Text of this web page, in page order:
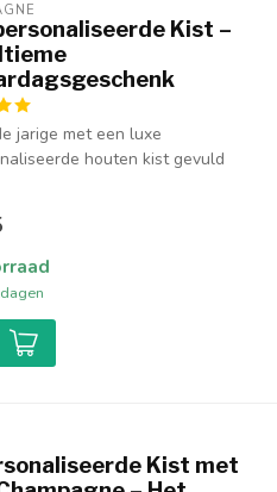
Kist –
jarige met een luxe
houten kist gevuld
Kist met